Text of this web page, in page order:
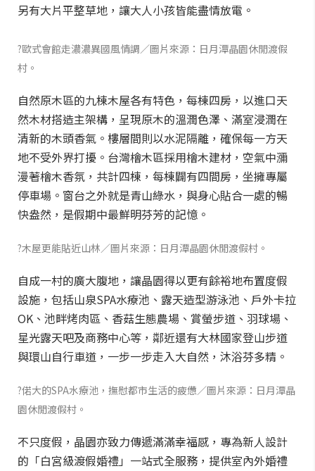
另有大片平整草地，讓大人小孩皆能盡情放電。
?歐式會館走濃濃異國風情調／圖片來源：日月潭晶園休閒渡假
村。
自然原木區的九棟木屋各有特色，每棟四房，以進口天
然木材搭造主架構，呈現原木的溫潤色澤、滿室浸潤在
清新的木頭香氣。樓層間則以水泥隔離，確保每一方天
地不受外界打擾。台灣檜木區採用檜木建材，空氣中瀰
漫著檜木香氛，共計四棟，每棟闢有四間房，坐擁專屬
停車場。窗台之外就是青山綠水，與身心貼合一處的暢
快盎然，是假期中最鮮明芬芳的記憶。
?木屋更能貼近山林／圖片來源：日月潭晶園休閒渡假村。
自成一村的廣大腹地，讓晶園得以更有餘裕地布置度假
設施，包括山泉SPA水療池、露天造型游泳池、戶外卡拉
OK、池畔烤肉區、香菇生態農場、賞螢步道、羽球場、
星光露天吧及商務中心等，鄰近還有大林國家登山步道
與環山自行車道，一步一步走入大自然，沐浴芬多精。
?偌大的SPA水療池，撫慰都市生活的疲憊／圖片來源：日月潭晶
園休閒渡假村。
不只度假，晶園亦致力傳遞滿滿幸福感，專為新人設計
的「白宮級渡假婚禮」一站式全服務，提供室內外婚禮